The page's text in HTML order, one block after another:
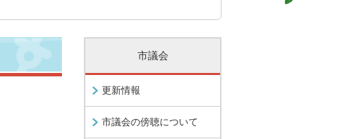
市議会
更新情報
市議会の傍聴について